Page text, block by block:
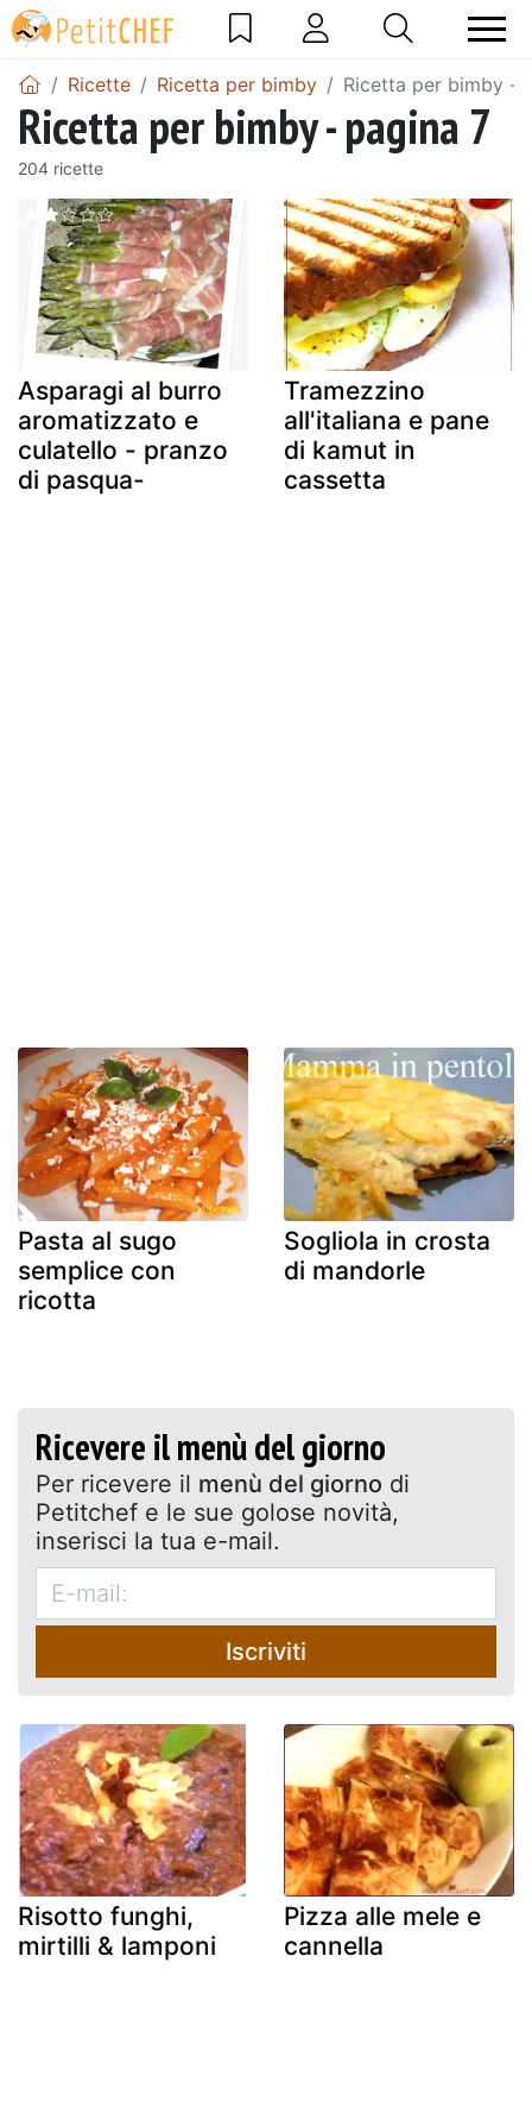
Ricette Ricetta per bimby Ricetta per bimby -
Ricetta per bimby - pagina 7
204 ricette
Asparagi al burro
aromatizzato e
culatello - pranzo
di pasqua-
Tramezzino
all'italiana e pane
di kamut in
cassetta
Pasta al sugo
semplice con
ricotta
Sogliola in crosta
di mandorle
Ricevere il menù del giorno
Per ricevere il menù del giorno di
Petitchef e le sue golose novità,
inserisci la tua e-mail.
Iscriviti
Risotto funghi,
mirtilli & lamponi
Pizza alle mele e
cannella